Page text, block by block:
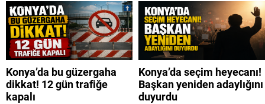
Konya’da bu güzergaha
dikkat! 12 gün trafiğe
kapalı
Konya’da seçim heyecanı!
Başkan yeniden adaylığını
duyurdu